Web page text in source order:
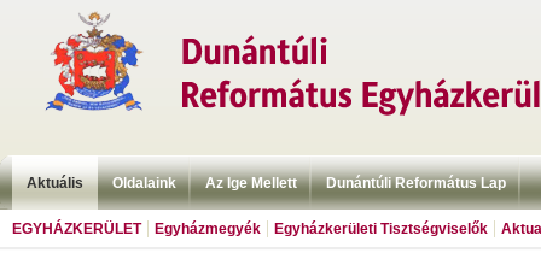
Aktuális Oldalaink Az Ige Mellett Dunántúli Református Lap
EGYHÁZKERÜLET Egyházmegyék Egyházkerületi Tisztségviselők